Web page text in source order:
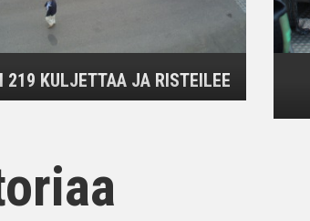
219 KULJETTAA JA RISTEILEE